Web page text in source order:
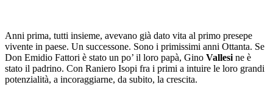
Anni prima, tutti insieme, avevano già dato vita al primo presepe
vivente in paese. Un successone. Sono i primissimi anni Ottanta. Se
Don Emidio Fattori è stato un po’ il loro papà, Gino Vallesi ne è
stato il padrino. Con Raniero Isopi fra i primi a intuire le loro grandi
potenzialità, a incoraggiarne, da subito, la crescita.